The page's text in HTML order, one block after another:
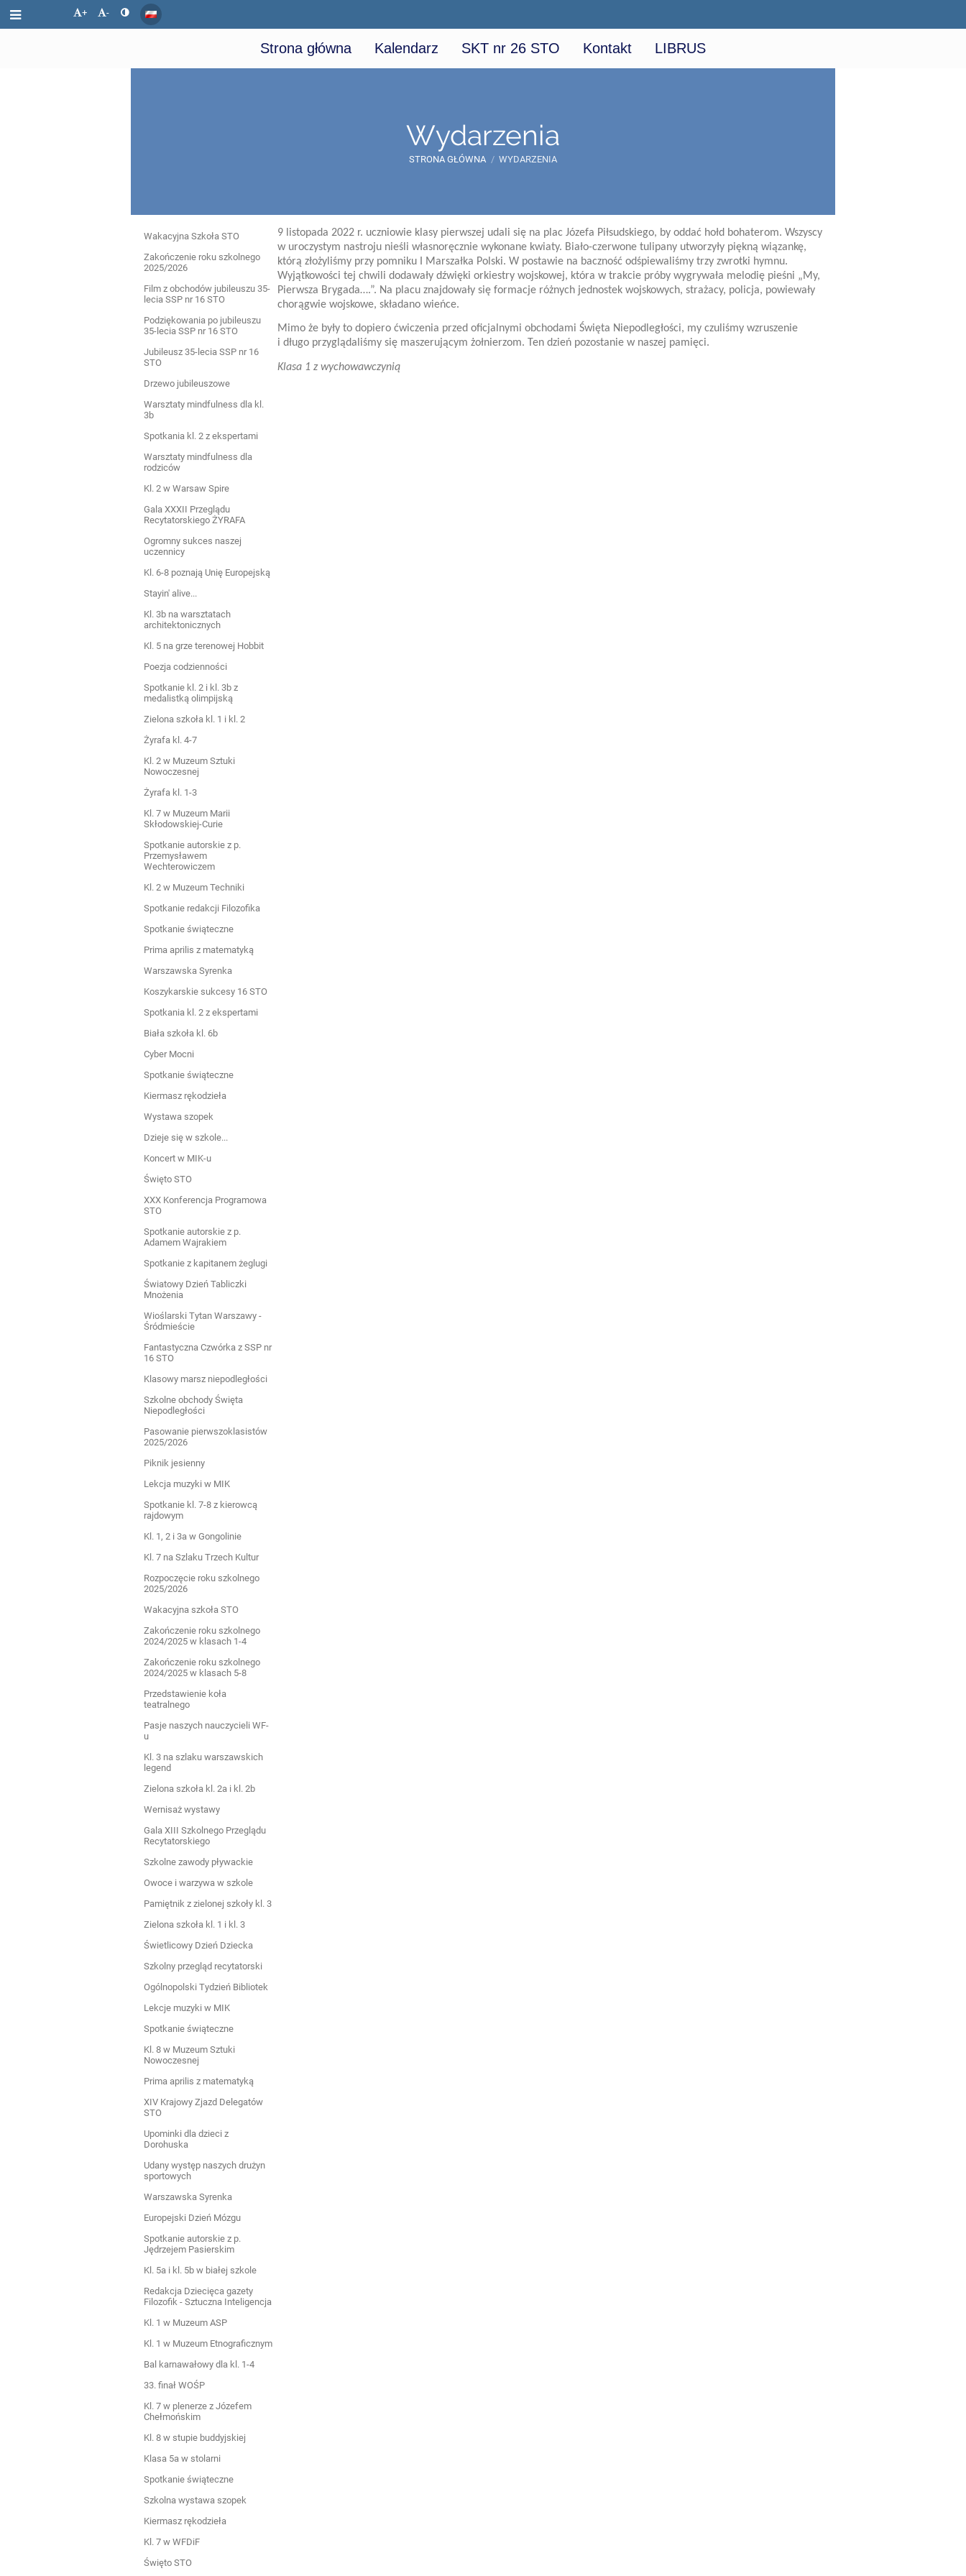
+ -
Strona główna Kalendarz SKT nr 26 STO Kontakt LIBRUS
Wydarzenia
STRONA GŁÓWNA / WYDARZENIA
Wydarzenia
Wakacyjna Szkoła STO
Zakończenie roku szkolnego
2025/2026
Film z obchodów jubileuszu 35-
lecia SSP nr 16 STO
Podziękowania po jubileuszu
35-lecia SSP nr 16 STO
Jubileusz 35-lecia SSP nr 16
STO
Drzewo jubileuszowe
Warsztaty mindfulness dla kl.
3b
Spotkania kl. 2 z ekspertami
Warsztaty mindfulness dla
rodziców
Kl. 2 w Warsaw Spire
Gala XXXII Przeglądu
Recytatorskiego ŻYRAFA
Ogromny sukces naszej
uczennicy
Kl. 6-8 poznają Unię Europejską
Stayin' alive...
Kl. 3b na warsztatach
architektonicznych
Kl. 5 na grze terenowej Hobbit
Poezja codzienności
Spotkanie kl. 2 i kl. 3b z
medalistką olimpijską
Zielona szkoła kl. 1 i kl. 2
Żyrafa kl. 4-7
Kl. 2 w Muzeum Sztuki
Nowoczesnej
Żyrafa kl. 1-3
Kl. 7 w Muzeum Marii
Skłodowskiej-Curie
Spotkanie autorskie z p.
Przemysławem
Wechterowiczem
Kl. 2 w Muzeum Techniki
Spotkanie redakcji Filozofika
Spotkanie świąteczne
Prima aprilis z matematyką
Warszawska Syrenka
Koszykarskie sukcesy 16 STO
Spotkania kl. 2 z ekspertami
Biała szkoła kl. 6b
Cyber Mocni
Spotkanie świąteczne
Kiermasz rękodzieła
Wystawa szopek
Dzieje się w szkole...
Koncert w MIK-u
Święto STO
XXX Konferencja Programowa
STO
Spotkanie autorskie z p.
Adamem Wajrakiem
Spotkanie z kapitanem żeglugi
Światowy Dzień Tabliczki
Mnożenia
Wioślarski Tytan Warszawy -
Śródmieście
Fantastyczna Czwórka z SSP nr
16 STO
Klasowy marsz niepodległości
Szkolne obchody Święta
Niepodległości
Pasowanie pierwszoklasistów
2025/2026
Piknik jesienny
Lekcja muzyki w MIK
Spotkanie kl. 7-8 z kierowcą
rajdowym
Kl. 1, 2 i 3a w Gongolinie
Kl. 7 na Szlaku Trzech Kultur
Rozpoczęcie roku szkolnego
2025/2026
Wakacyjna szkoła STO
Zakończenie roku szkolnego
2024/2025 w klasach 1-4
Zakończenie roku szkolnego
2024/2025 w klasach 5-8
Przedstawienie koła
teatralnego
Pasje naszych nauczycieli WF-
u
Kl. 3 na szlaku warszawskich
legend
Zielona szkoła kl. 2a i kl. 2b
Wernisaż wystawy
Gala XIII Szkolnego Przeglądu
Recytatorskiego
Szkolne zawody pływackie
Owoce i warzywa w szkole
Pamiętnik z zielonej szkoły kl. 3
Zielona szkoła kl. 1 i kl. 3
Świetlicowy Dzień Dziecka
Szkolny przegląd recytatorski
Ogólnopolski Tydzień Bibliotek
Lekcje muzyki w MIK
Spotkanie świąteczne
Kl. 8 w Muzeum Sztuki
Nowoczesnej
Prima aprilis z matematyką
XIV Krajowy Zjazd Delegatów
STO
Upominki dla dzieci z
Dorohuska
Udany występ naszych drużyn
sportowych
Warszawska Syrenka
Europejski Dzień Mózgu
Spotkanie autorskie z p.
Jędrzejem Pasierskim
Kl. 5a i kl. 5b w białej szkole
Redakcja Dziecięca gazety
Filozofik - Sztuczna Inteligencja
Kl. 1 w Muzeum ASP
Kl. 1 w Muzeum Etnograficznym
Bal karnawałowy dla kl. 1-4
33. finał WOŚP
Kl. 7 w plenerze z Józefem
Chełmońskim
Kl. 8 w stupie buddyjskiej
Klasa 5a w stolarni
Spotkanie świąteczne
Szkolna wystawa szopek
Kiermasz rękodzieła
Kl. 7 w WFDiF
Święto STO
9 listopada 2022 r. uczniowie klasy pierwszej udali się na plac Józefa Piłsudskiego, by oddać hołd bohaterom. Wszyscy
w uroczystym nastroju nieśli własnoręcznie wykonane kwiaty. Biało-czerwone tulipany utworzyły piękną wiązankę,
którą złożyliśmy przy pomniku I Marszałka Polski. W postawie na baczność odśpiewaliśmy trzy zwrotki hymnu.
Wyjątkowości tej chwili dodawały dźwięki orkiestry wojskowej, która w trakcie próby wygrywała melodię pieśni „My,
Pierwsza Brygada….”. Na placu znajdowały się formacje różnych jednostek wojskowych, strażacy, policja, powiewały
chorągwie wojskowe, składano wieńce.
Mimo że były to dopiero ćwiczenia przed oficjalnymi obchodami Święta Niepodległości, my czuliśmy wzruszenie
i długo przyglądaliśmy się maszerującym żołnierzom. Ten dzień pozostanie w naszej pamięci.
Klasa 1 z wychowawczynią